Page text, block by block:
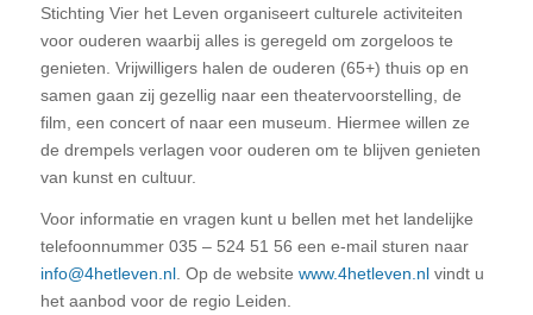
Stichting Vier het Leven organiseert culturele activiteiten
voor ouderen waarbij alles is geregeld om zorgeloos te
genieten. Vrijwilligers halen de ouderen (65+) thuis op en
samen gaan zij ge­zellig naar een theatervoorstelling, de
film, een concert of naar een museum. Hiermee willen ze
de drempels verlagen voor ouderen om te blijven genieten
van kunst en cultuur.
Voor informatie en vragen kunt u bellen met het landelijke
telefoonnummer 035 – 524 51 56 een e-mail sturen naar
info@4hetleven.nl. Op de website www.4hetleven.nlvindt u
het aanbod voor de regio Leiden.